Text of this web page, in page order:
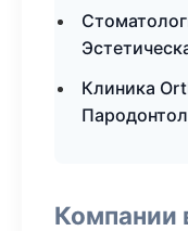
Клиника
Компании